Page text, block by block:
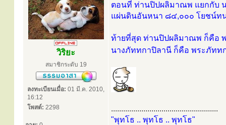
วิริยะ
สมาชิกระดับ 19
ลงทะเบียนเมื่อ: 01 มี.ค. 2010,
16:12
โพสต์: 2298
ตอนที่ ท่านปิปผลิมาณพ แยกกับ
แผ่นดินอันหนา ๘๔,๐๐๐ โยชน์ท
ท้ายที่สุด ท่านปิปผลิมาณพ ก็คือ พ
นางภัททกาปิลานี ก็คือ พระภัทท
.....................................................
"พุทโธ .. พุทโธ .. พุทโธ"